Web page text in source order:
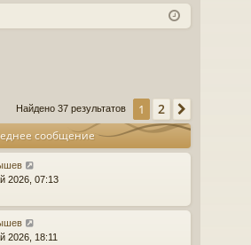
Q д ис
Найдено 37 результатов 1 2
сообщение
2026, 07:13
2026, 18:11